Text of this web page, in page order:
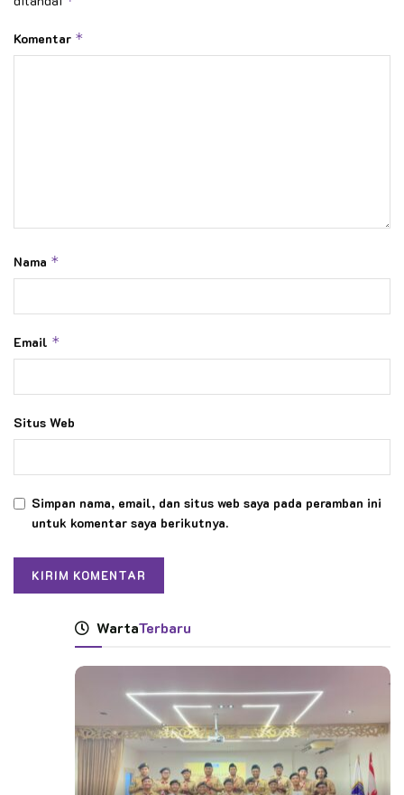
Komentar *
Nama *
Email *
Situs Web
Simpan nama, email, dan situs web saya pada peramban ini
untuk komentar saya berikutnya.
WartaTerbaru